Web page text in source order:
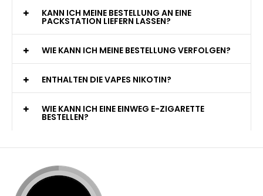
KANN ICH MEINE BESTELLUNG AN EINE
PACKSTATION LIEFERN LASSEN?
WIE KANN ICH MEINE BESTELLUNG VERFOLGEN?
ENTHALTEN DIE VAPES NIKOTIN?
WIE KANN ICH EINE EINWEG E-ZIGARETTE
BESTELLEN?